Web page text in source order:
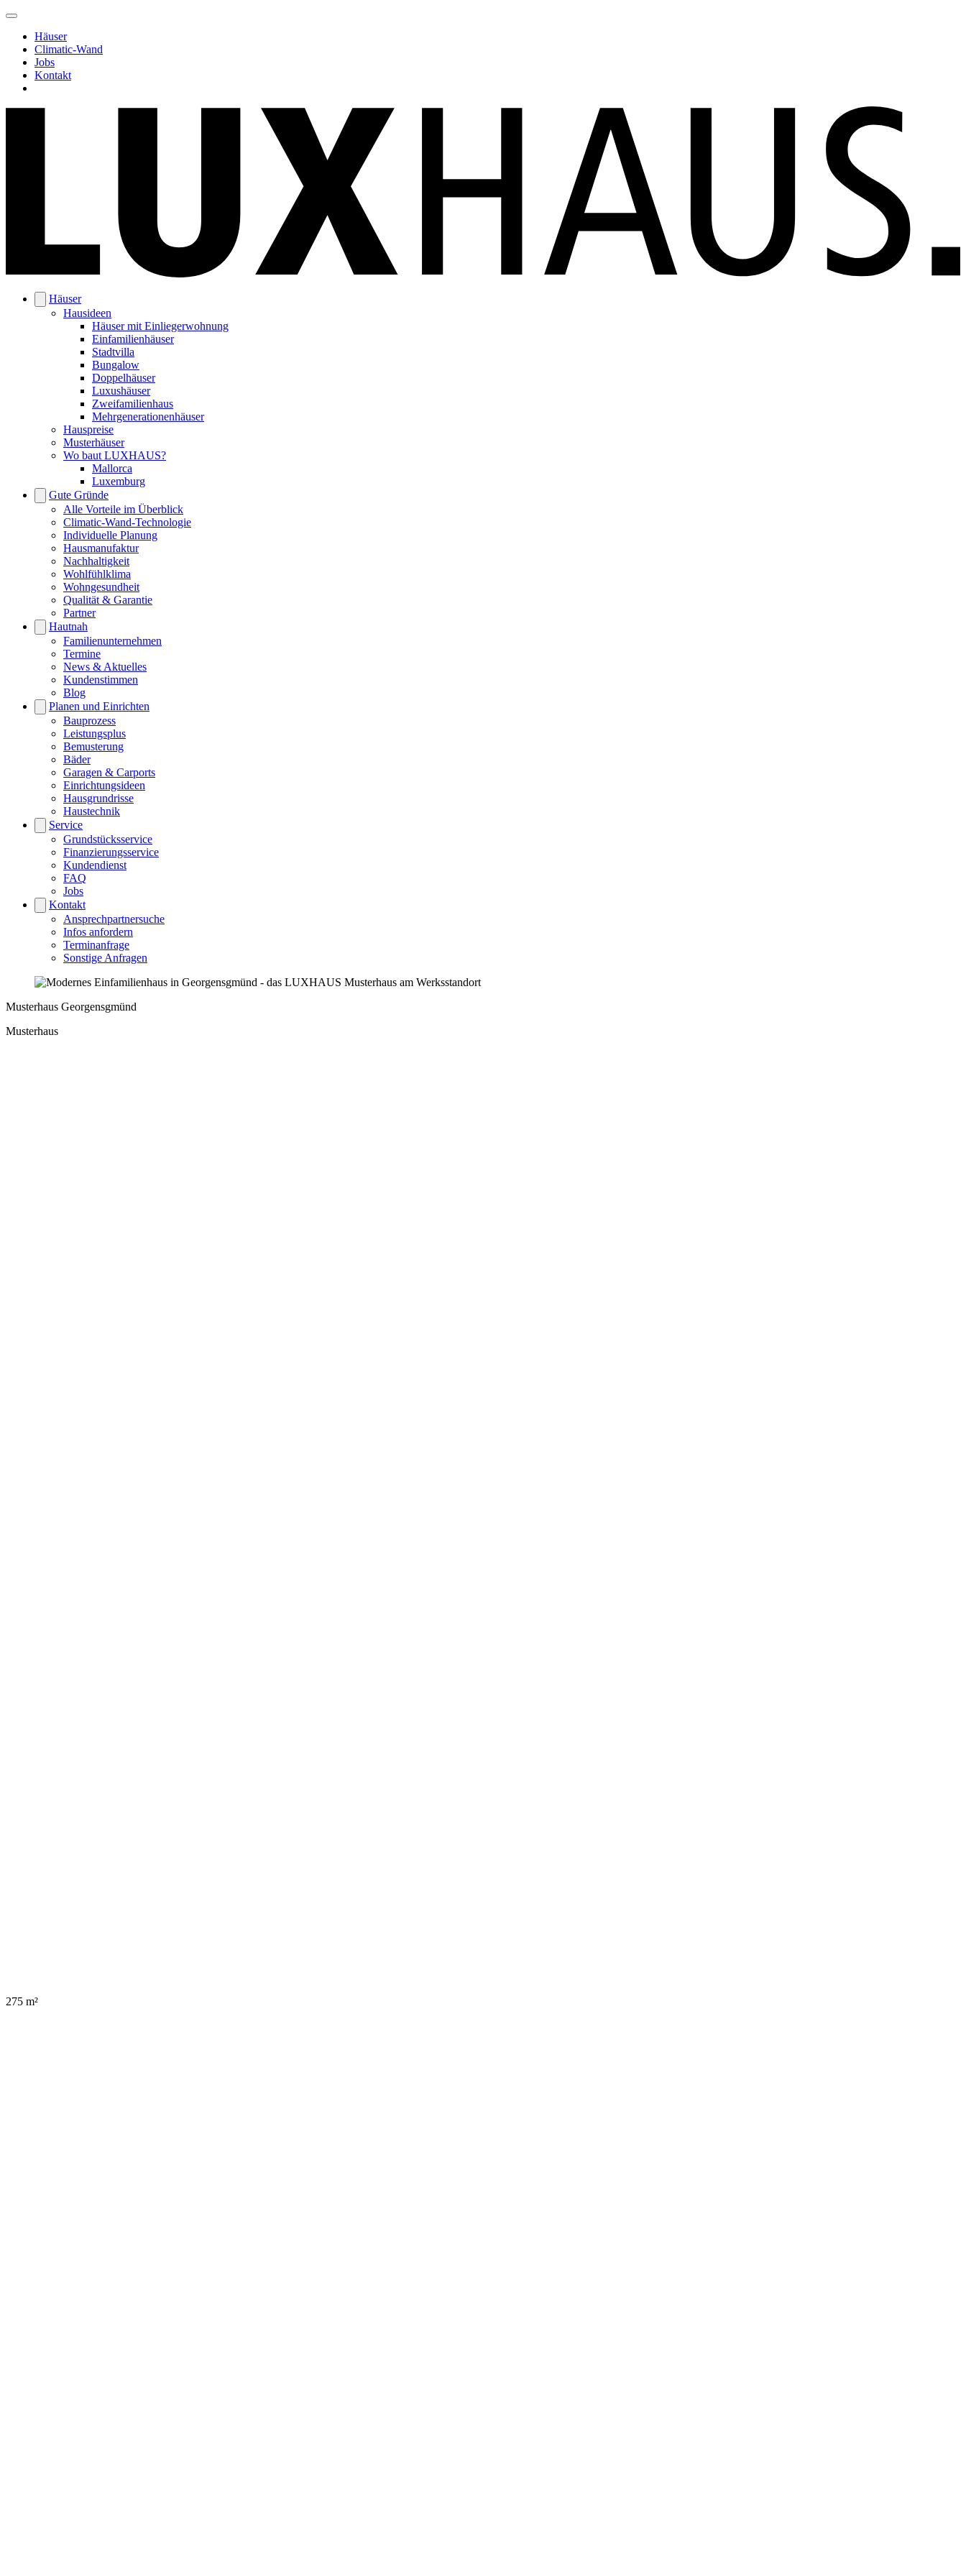
Häuser
Climatic-Wand
Jobs
Kontakt
Häuser
Hausideen
Häuser mit Einliegerwohnung
Einfamilienhäuser
Stadtvilla
Bungalow
Doppelhäuser
Luxushäuser
Zweifamilienhaus
Mehrgenerationenhäuser
Hauspreise
Musterhäuser
Wo baut LUXHAUS?
Mallorca
Luxemburg
Gute Gründe
Alle Vorteile im Überblick
Climatic-Wand-Technologie
Individuelle Planung
Hausmanufaktur
Nachhaltigkeit
Wohlfühlklima
Wohngesundheit
Qualität & Garantie
Partner
Hautnah
Familienunternehmen
Termine
News & Aktuelles
Kundenstimmen
Blog
Planen und Einrichten
Bauprozess
Leistungsplus
Bemusterung
Bäder
Garagen & Carports
Einrichtungsideen
Hausgrundrisse
Haustechnik
Service
Grundstücksservice
Finanzierungsservice
Kundendienst
FAQ
Jobs
Kontakt
Ansprechpartnersuche
Infos anfordern
Terminanfrage
Sonstige Anfragen
Musterhaus Georgensgmünd
Musterhaus
275 m²